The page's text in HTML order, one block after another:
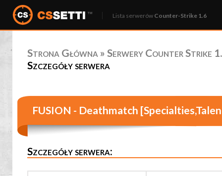
Lista serwerów Counter-Strike 1.6
Strona Główna » Serwery Counter Strike
Szczegóły serwera
FUSION - Deathmatch
Szczegóły serwera: